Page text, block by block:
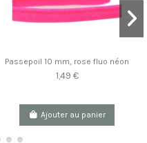
Passepoil 10 mm, rose fluo néon
1,49 €
Ajouter au panier